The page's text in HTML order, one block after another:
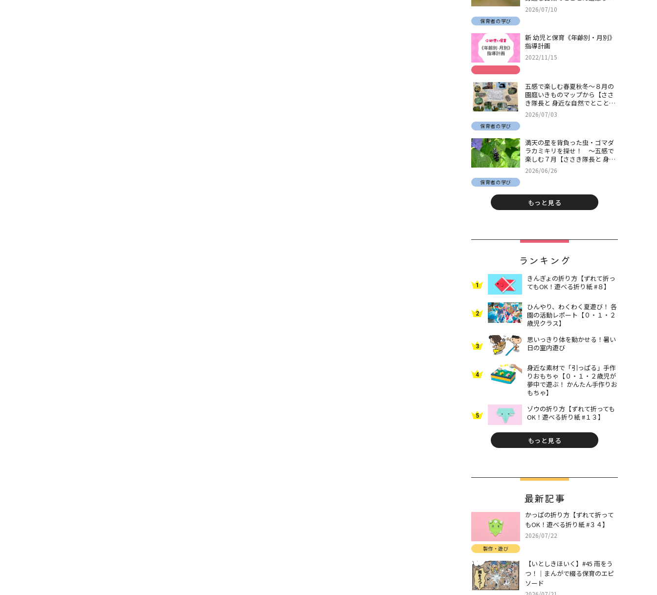
＃32】
2026/07/10
保育者の学び
新 幼児と保育《年齢別・月別》
指導計画
2022/11/15
五感で楽しむ春夏秋冬～８月の
園庭いきものマップから【ささ
き隊長と 身近な自然でとことん
遊ぼう！＃31】
2026/07/03
保育者の学び
満天の星を背負った虫・ゴマダ
ラカミキリを探せ！ ～五感で
楽しむ７月【ささき隊長と 身近
な自然でとことん遊ぼう！＃
30】
2026/06/26
保育者の学び
もっと見る
ランキング
1
きんぎょの折り方【ずれて折っ
てもOK！遊べる折り紙 #８】
2
ひんやり、わくわく夏遊び！ 各
園の活動レポート【０・１・２
歳児クラス】
3
思いっきり体を動かせる！暑い
日の室内遊び
4
身近な素材で「引っぱる」手作
りおもちゃ【０・１・２歳児が
夢中で遊ぶ！ かんたん手作りお
もちゃ】
5
ゾウの折り方【ずれて折っても
OK！遊べる折り紙 #１３】
もっと見る
最新記事
かっぱの折り方【ずれて折って
もOK！遊べる折り紙 #３４】
2026/07/22
製作・遊び
【いとしきほいく】#45 雨をう
つ！｜まんがで綴る保育のエピ
ソード